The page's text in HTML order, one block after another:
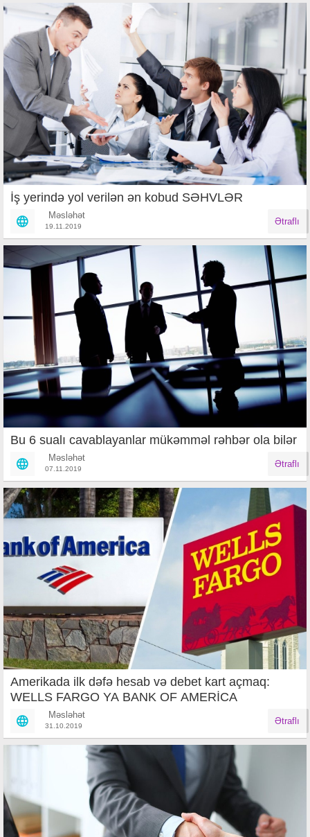
İş yerində yol verilən ən kobud SƏHVLƏR
Məsləhət
19.11.2019 Ətraflı
Bu 6 sualı cavablayanlar mükəmməl rəhbər ola bilər
Məsləhət
07.11.2019 Ətraflı
Amerikada ilk dəfə hesab və debet kart açmaq:
WELLS FARGO YA BANK OF AMERİCA
Məsləhət
31.10.2019 Ətraflı